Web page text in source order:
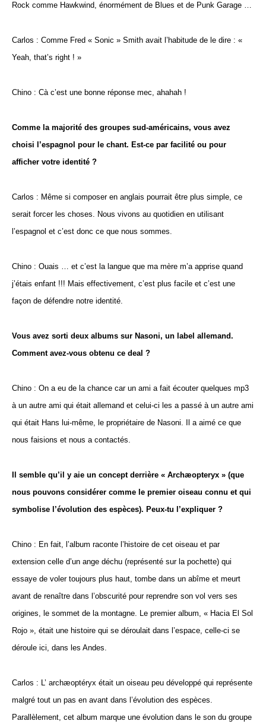
Rock comme Hawkwind, énormément de Blues et de Punk Garage …
Carlos : Comme Fred « Sonic » Smith avait l’habitude de le dire : «
Yeah, that’s right ! »
Chino : Cà c’est une bonne réponse mec, ahahah !
Comme la majorité des groupes sud-américains, vous avez
choisi l’espagnol pour le chant. Est-ce par facilité ou pour
afficher votre identité ?
Carlos : Même si composer en anglais pourrait être plus simple, ce
serait forcer les choses. Nous vivons au quotidien en utilisant
l’espagnol et c’est donc ce que nous sommes.
Chino : Ouais … et c’est la langue que ma mère m’a apprise quand
j’étais enfant !!! Mais effectivement, c’est plus facile et c’est une
façon de défendre notre identité.
Vous avez sorti deux albums sur Nasoni, un label allemand.
Comment avez-vous obtenu ce deal ?
Chino : On a eu de la chance car un ami a fait écouter quelques mp3
à un autre ami qui était allemand et celui-ci les a passé à un autre ami
qui était Hans lui-même, le propriétaire de Nasoni. Il a aimé ce que
nous faisions et nous a contactés.
Il semble qu’il y aie un concept derrière « Archæopteryx » (que
nous pouvons considérer comme le premier oiseau connu et qui
symbolise l’évolution des espèces). Peux-tu l’expliquer ?
Chino : En fait, l’album raconte l’histoire de cet oiseau et par
extension celle d’un ange déchu (représenté sur la pochette) qui
essaye de voler toujours plus haut, tombe dans un abîme et meurt
avant de renaître dans l’obscurité pour reprendre son vol vers ses
origines, le sommet de la montagne. Le premier album, « Hacia El Sol
Rojo », était une histoire qui se déroulait dans l’espace, celle-ci se
déroule ici, dans les Andes.
Carlos : L’ archæoptéryx était un oiseau peu développé qui représente
malgré tout un pas en avant dans l’évolution des espèces.
Parallèlement, cet album marque une évolution dans le son du groupe